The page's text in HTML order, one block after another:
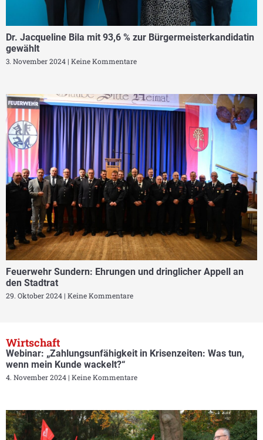
Dr. Jacqueline Bila mit 93,6 % zur Bürgermeisterkandidatin
gewählt
3. November 2024 Keine Kommentare
Feuerwehr Sundern: Ehrungen und dringlicher Appell an
den Stadtrat
29. Oktober 2024 Keine Kommentare
Wirtschaft
Webinar: „Zahlungsunfähigkeit in Krisenzeiten: Was tun,
wenn mein Kunde wackelt?“
4. November 2024 Keine Kommentare